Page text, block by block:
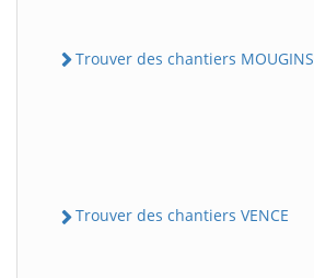
Trouver des chantiers MOUGINS
Trouver des chantiers VENCE